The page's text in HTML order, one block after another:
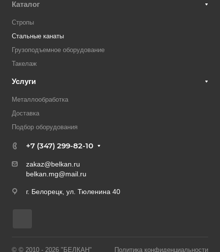
Каталог
Стропы
Стальные канаты
Грузоподъемное оборудование
Такелаж
Услуги
Металлообработка
Доставка
Подбор оборудования
+7 (347) 299-82-10
zakaz@belkan.ru
belkan.mg@mail.ru
г. Белорецк, ул. Тюленина 40
© © 2010 - 2026 "БЕЛКАН" Политика конфиденциальности